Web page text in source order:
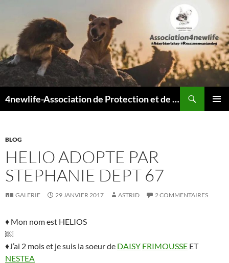
4newlife-Association de Protection et de défense animale. Loi de 1908
BLOG
HELIO ADOPTE PAR
STEPHANIE DEPT 67
GALERIE 29 JANVIER 2017 ASTRID 2 COMMENTAIRES
♦ Mon nom est HELIOS
￼
♦J’ai 2 mois et je suis la soeur de DAISY FRIMOUSSE ET
NESTEA